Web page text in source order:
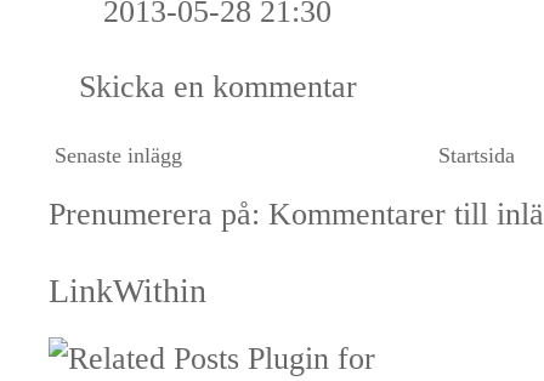
2013-05-28 21:30
Skicka en kommentar
Senaste inlägg Startsida
Prenumerera på: Kommentarer till
LinkWithin